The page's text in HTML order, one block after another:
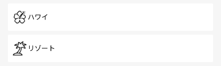
ハワイ
リゾート